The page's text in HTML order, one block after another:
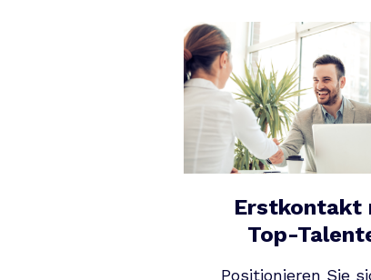
Erstkontakt
Top-
Positionieren Sie